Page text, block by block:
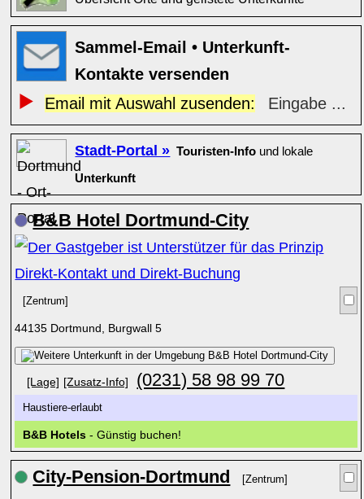
Sammel-Email • Unterkunft-
Kontakte versenden
Email mit Auswahl zusenden:
Eingabe ...
Stadt-Portal » Touristen-Info und lokale
Unterkunft
B&B Hotel Dortmund-City
[Zentrum]
44135 Dortmund, Burgwall 5
[Lage] [Zusatz-Info] (0231) 58 98 99 70
Haustiere-erlaubt
B&B Hotels - Günstig buchen!
City-Pension-Dortmund [Zentrum]